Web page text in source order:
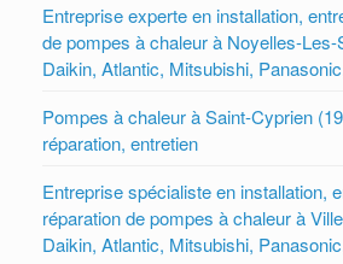
Entreprise experte en installation,
de pompes à chaleur à Noyelles-Les-
Daikin, Atlantic, Mitsubishi,
Pompes à chaleur à Saint-Cyprien
réparation, entretien
Entreprise spécialiste en installation,
réparation de pompes à chaleur à
Daikin, Atlantic, Mitsubishi,